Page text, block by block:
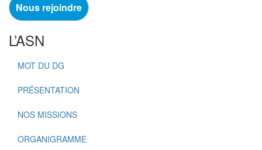
Nous rejoindre
L’ASN
MOT DU DG
PRÉSENTATION
NOS MISSIONS
ORGANIGRAMME